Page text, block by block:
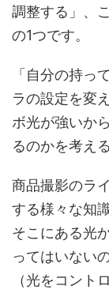
調整する」、
の1つです。
「自分の持っ
ラの設定を変
ボ光が強いか
るのかを考え
商品撮影のラ
する様々な知
そこにある光
ってはいない
（光をコント